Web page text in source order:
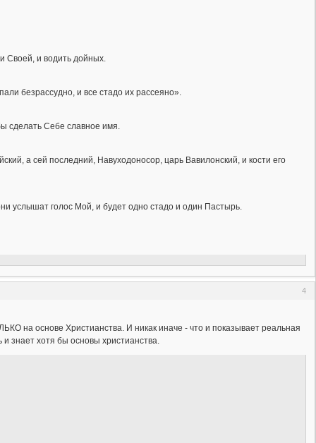
Своей, и водить дойных.
безрассудно, и все стадо их рассеяно».
сделать Себе славное имя.
а сей последний, Навуходоносор, царь Вавилонский, и кости его
услышат голос Мой, и будет одно стадо и один Пастырь.
4
на основе Христианства. И никак иначе - что и показывает реальная
знает хотя бы основы христианства.